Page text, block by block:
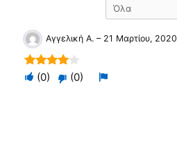
4out of
Αγγελική Α. – 21 Μαρτίου, 2020
Ψηφίστε
(0)
Ψηφίστε
(0)
Flag